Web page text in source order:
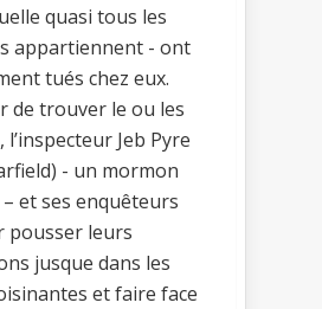
quasi tous les
appartiennent - ont
tués chez eux.
de trouver le ou les
Jeb Pyre
- un mormon
et ses enquêteurs
pousser leurs
jusque dans les
et faire face